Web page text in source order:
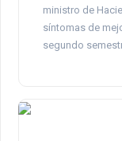
ministro de
síntomas de
segundo